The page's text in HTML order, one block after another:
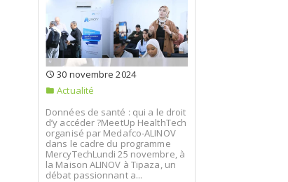
30 novembre 2024
Actualité
Données de santé : qui a le droit
d’y accéder ?MeetUp HealthTech
organisé par Medafco-ALINOV
dans le cadre du programme
MercyTechLundi 25 novembre, à
la Maison ALINOV à Tipaza, un
débat passionnant a...